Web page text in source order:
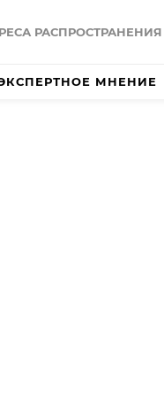
РАСПРОСТРАНЕНИЯ
МНЕНИЕ